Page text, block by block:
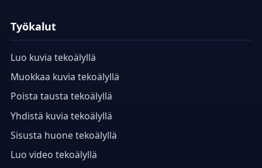
Työkalut
Luo kuvia tekoälyllä
Muokkaa kuvia tekoälyllä
Poista tausta tekoälyllä
Yhdistä kuvia tekoälyllä
Sisusta huone tekoälyllä
Luo video tekoälyllä